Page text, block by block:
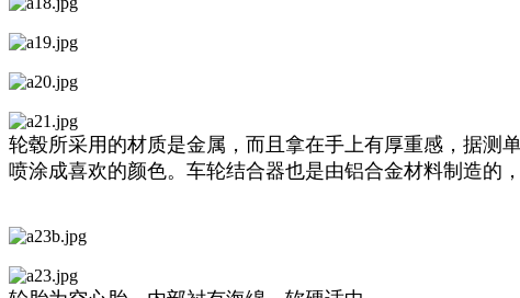
轮毂所采用的材质是金属，而且拿在手上有厚重感，据测
喷涂成喜欢的颜色。车轮结合器也是由铝合金材料制造的